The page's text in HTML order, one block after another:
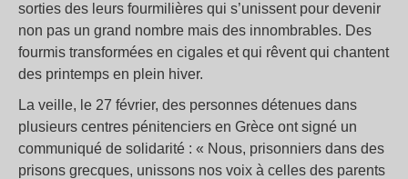
sorties des leurs fourmilières qui s’unissent pour devenir
non pas un grand nombre mais des innombrables. Des
fourmis transformées en cigales et qui rêvent qui chantent
des printemps en plein hiver.
La veille, le 27 février, des personnes détenues dans
plusieurs centres pénitenciers en Grèce ont signé un
communiqué de solidarité : « Nous, prisonniers dans des
prisons grecques, unissons nos voix à celles des parents